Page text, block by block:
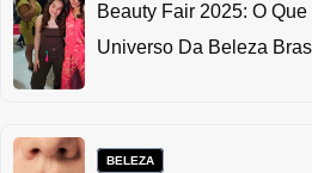
Beauty Fair 2025: O
Universo Da Beleza
BELEZA